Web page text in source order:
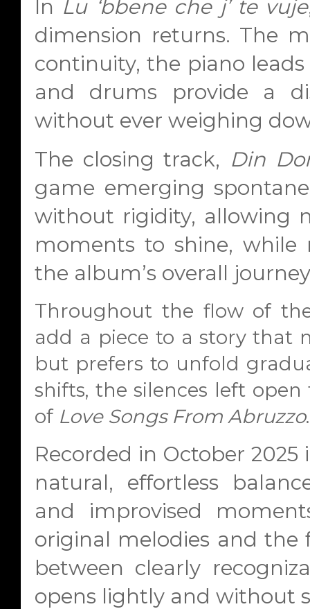
In Lu ‘bbene che j’ te vuje
dimension returns. The
continuity, the piano
and drums provide a
without ever weighing
The closing track, Din
game emerging
without rigidity, allowing
moments to shine,
the album’s overall
Throughout the flow of
add a piece to a story that
but prefers to unfold
shifts, the silences left
of Love Songs From Abruzzo.
Recorded in October
natural, effortless
and improvised
original melodies and
between clearly
opens lightly and without